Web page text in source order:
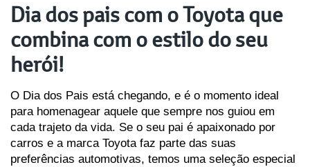
Dia dos pais com o Toyota que
combina com o estilo do seu
herói!
O Dia dos Pais está chegando, e é o momento ideal
para homenagear aquele que sempre nos guiou em
cada trajeto da vida. Se o seu pai é apaixonado por
carros e a marca Toyota faz parte das suas
preferências automotivas, temos uma seleção especial